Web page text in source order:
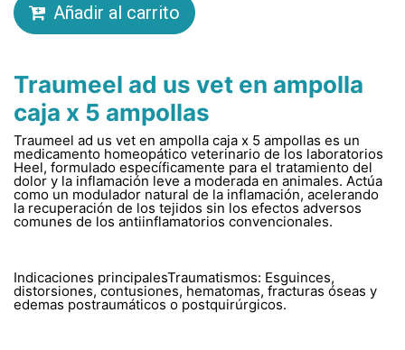
Añadir al carrito
Traumeel ad us vet en ampolla
caja x 5 ampollas
Traumeel ad us vet en ampolla caja x 5 ampollas es un
medicamento homeopático veterinario de los laboratorios
Heel, formulado específicamente para el tratamiento del
dolor y la inflamación leve a moderada en animales. Actúa
como un modulador natural de la inflamación, acelerando
la recuperación de los tejidos sin los efectos adversos
comunes de los antiinflamatorios convencionales.
Indicaciones principalesTraumatismos: Esguinces,
distorsiones, contusiones, hematomas, fracturas óseas y
edemas postraumáticos o postquirúrgicos.